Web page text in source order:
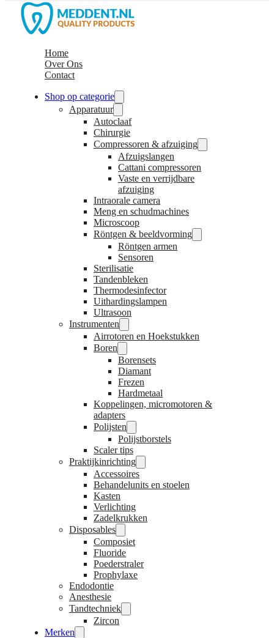
Home
Over Ons
Contact
Shop op categorie
Apparatuur
Autoclaaf
Chirurgie
Compressoren & afzuiging
Afzuigslangen
Cattani compressoren
Vaste en verrijdbare
afzuiging
Intraorale camera
Meng en schudmachines
Microscoop
Röntgen & beeldvorming
Röntgen armen
Sensoren
Sterilisatie
Tandenbleken
Thermodesinfector
Uithardingslampen
Ultrasoon
Instrumenten
Airrotoren en Hoekstukken
Boren
Borensets
Diamant
Frezen
Hardmetaal
Koppelingen, micromotoren &
adapters
Polijsten
Polijstborstels
Scaler tips
Praktijkinrichting
Accessoires
Behandelunits en stoelen
Kasten
Verlichting
Zadelkrukken
Disposables
Composiet
Fluoride
Poederstraler
Prophylaxe
Endodontie
Anesthesie
Tandtechniek
Zircon
Merken